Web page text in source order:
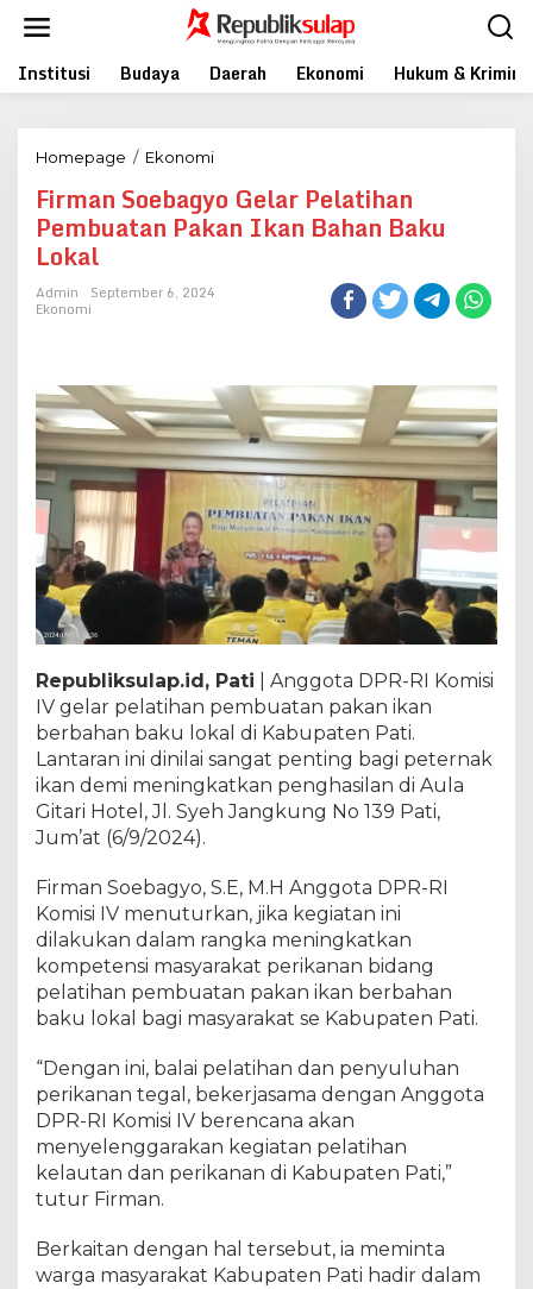
Institusi Budaya Daerah Ekonomi Hukum &
Homepage / EkonomiFirman
Gelar
Pelatihan
Pembuatan
Firman Soebagyo Gelar Pelatihan
Pembuatan Pakan Ikan Bahan Baku
Lokal
Admin September 6, 2024
Ekonomi
Republiksulap.id, Pati | Anggota DPR-RI Komisi
IV gelar pelatihan pembuatan pakan ikan
berbahan baku lokal di Kabupaten Pati.
Lantaran ini dinilai sangat penting bagi peternak
ikan demi meningkatkan penghasilan di Aula
Gitari Hotel, Jl. Syeh Jangkung No 139 Pati,
Jum’at (6/9/2024).
Firman Soebagyo, S.E, M.H Anggota DPR-RI
Komisi IV menuturkan, jika kegiatan ini
dilakukan dalam rangka meningkatkan
kompetensi masyarakat perikanan bidang
pelatihan pembuatan pakan ikan berbahan
baku lokal bagi masyarakat se Kabupaten Pati.
“Dengan ini, balai pelatihan dan penyuluhan
perikanan tegal, bekerjasama dengan Anggota
DPR-RI Komisi IV berencana akan
menyelenggarakan kegiatan pelatihan
kelautan dan perikanan di Kabupaten Pati,”
tutur Firman.
Berkaitan dengan hal tersebut, ia meminta
warga masyarakat Kabupaten Pati hadir dalam